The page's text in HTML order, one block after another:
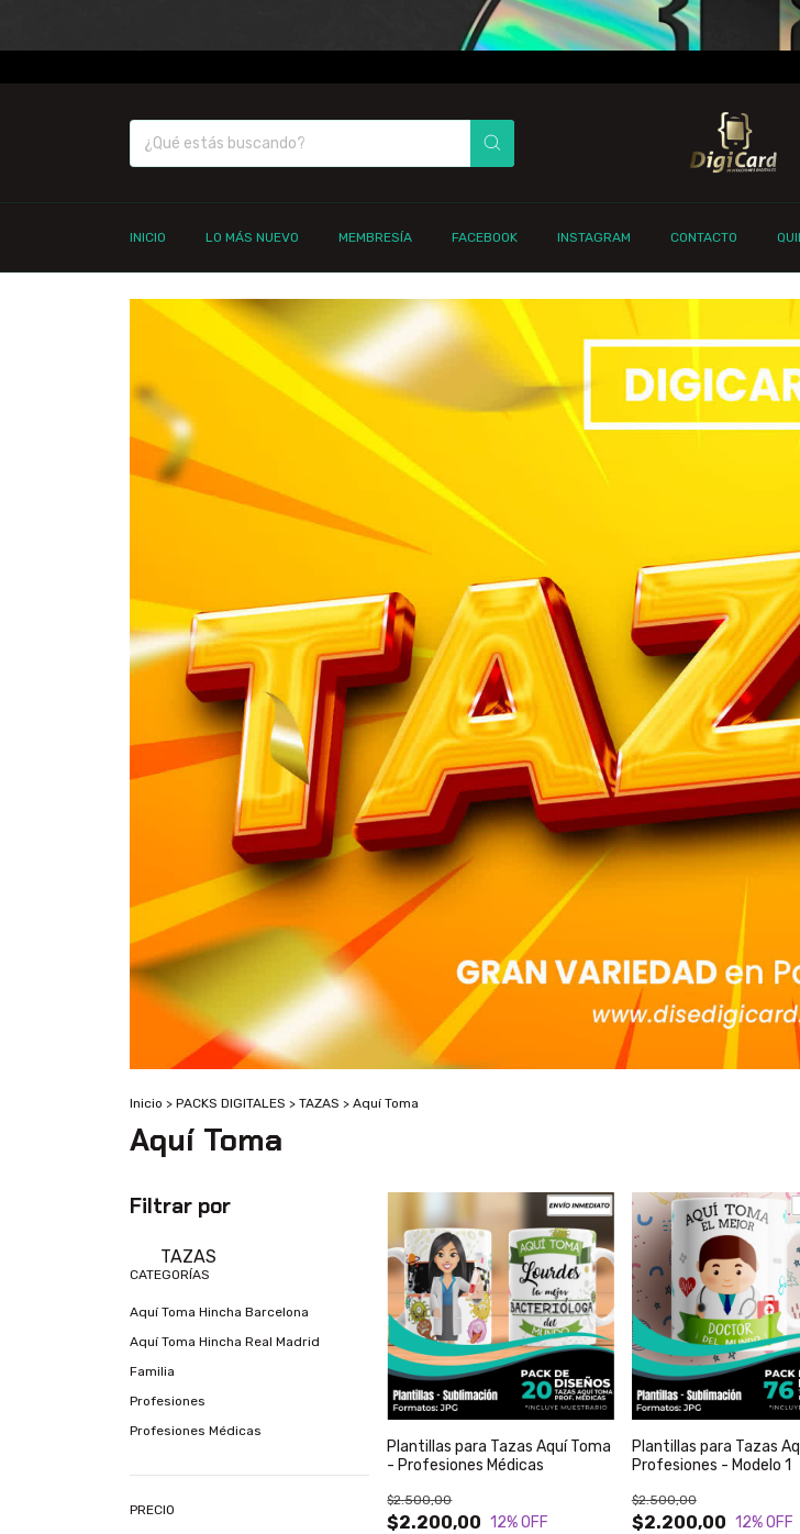
INICIO LO MÁS NUEVO MEMBRESÍA FACEBOOK INSTAGRAM CONTACTO
Inicio > PACKS DIGITALES > TAZAS > Aquí Toma
Aquí Toma
Filtrar por
TAZAS
CATEGORÍAS
Aquí Toma Hincha Barcelona
Aquí Toma Hincha Real Madrid
Familia
Profesiones
Profesiones Médicas
PRECIO
Plantillas para Tazas Aquí Toma
- Profesiones Médicas
$2.200,00
$2.500,00
12% OFF
Plantillas para Tazas
Profesiones - Modelo 1
$2.200,00
$2.500,00
12% OFF